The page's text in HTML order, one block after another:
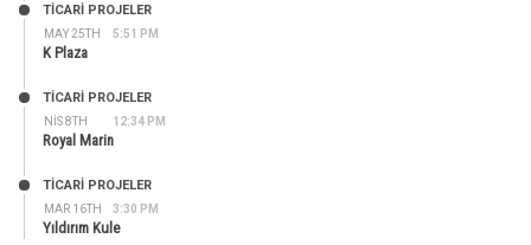
MAY 25TH 5:51 PM
TİCARİ PROJELER
K Plaza
NIS 8TH 12:34 PM
TİCARİ PROJELER
Royal Marin
MAR 16TH 3:30 PM
TİCARİ PROJELER
Yıldırım Kule